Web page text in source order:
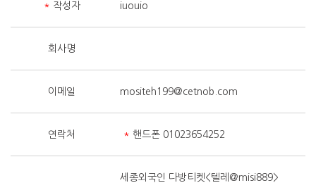
* 작성자 iuouio
회사명
이메일 mositeh199@cetnob.com
연락처 * 핸드폰 01023654252
세종외국인 다방티켓<텔레@misi889>